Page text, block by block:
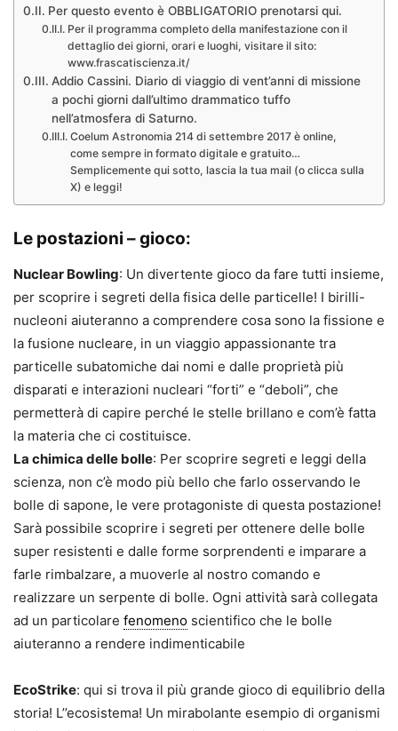
Per questo evento è OBBLIGATORIO prenotarsi qui.
Per il programma completo della manifestazione con il
dettaglio dei giorni, orari e luoghi, visitare il sito:
www.frascatiscienza.it/
Addio Cassini. Diario di viaggio di vent’anni di missione
a pochi giorni dall’ultimo drammatico tuffo
nell’atmosfera di Saturno.
Coelum Astronomia 214 di settembre 2017 è online,
come sempre in formato digitale e gratuito…
Semplicemente qui sotto, lascia la tua mail (o clicca sulla
X) e leggi!
Le postazioni – gioco:
Nuclear Bowling: Un divertente gioco da fare tutti insieme,
per scoprire i segreti della fisica delle particelle! I birilli-
nucleoni aiuteranno a comprendere cosa sono la fissione e
la fusione nucleare, in un viaggio appassionante tra
particelle subatomiche dai nomi e dalle proprietà più
disparati e interazioni nucleari “forti” e “deboli”, che
permetterà di capire perché le stelle brillano e com’è fatta
la materia che ci costituisce.
La chimica delle bolle: Per scoprire segreti e leggi della
scienza, non c’è modo più bello che farlo osservando le
bolle di sapone, le vere protagoniste di questa postazione!
Sarà possibile scoprire i segreti per ottenere delle bolle
super resistenti e dalle forme sorprendenti e imparare a
farle rimbalzare, a muoverle al nostro comando e
realizzare un serpente di bolle. Ogni attività sarà collegata
ad un particolare fenomeno scientifico che le bolle
aiuteranno a rendere indimenticabile
EcoStrike: qui si trova il più grande gioco di equilibrio della
storia! L’’ecosistema! Un mirabolante esempio di organismi